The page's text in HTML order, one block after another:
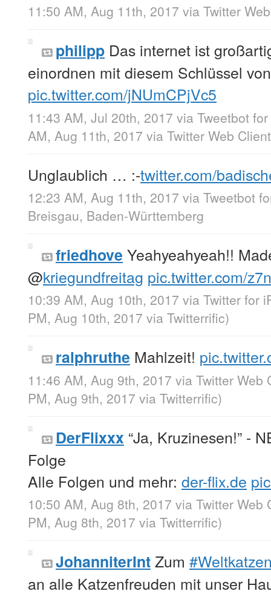
11:50 AM, Aug 11th, 2017 via Twitter
philipp Das internet ist
einordnen mit diesem Schlüssel
pic.twitter.com/jNUmCPjVc5
11:43 AM, Jul 20th, 2017 via Tweetbot
AM, Aug 11th, 2017 via Twitter Web Client
Unglaublich … :-twitter.com/
12:23 AM, Aug 11th, 2017 via Tweetbot
Breisgau, Baden-Württemberg
friedhove Yeahyeahyeah!!
@kriegundfreitag pic.twitter.com/
10:39 AM, Aug 10th, 2017 via Twitter for
PM, Aug 10th, 2017 via Twitterrific)
ralphruthe Mahlzeit!
11:46 AM, Aug 9th, 2017 via Twitter Web
PM, Aug 9th, 2017 via Twitterrific)
DerFlixxx “Ja, Kruzinesen!” -
Folge
Alle Folgen und mehr: der-flix.de
10:50 AM, Aug 8th, 2017 via Twitter Web
PM, Aug 8th, 2017 via Twitterrific)
JohanniterIntZum
an alle Katzenfreuden mit unser